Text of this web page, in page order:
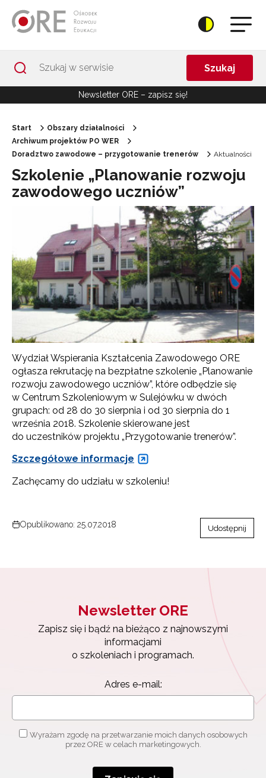
Szukaj
Newsletter ORE – zapisz się!
Start
Obszary działalności
Archiwum projektów PO WER
Doradztwo zawodowe – przygotowanie trenerów
Aktualności
Szkolenie „Planowanie rozwoju
zawodowego uczniów”
Wydział Wspierania Kształcenia Zawodowego ORE
ogłasza rekrutację na bezpłatne szkolenie „Planowanie
rozwoju zawodowego uczniów”, które odbędzie się
w Centrum Szkoleniowym w Sulejówku w dwóch
grupach: od 28 do 30 sierpnia i od 30 sierpnia do 1
września 2018. Szkolenie skierowane jest
do uczestników projektu „Przygotowanie trenerów”.
Szczegółowe informacje
Zachęcamy do udziału w szkoleniu!
Opublikowano: 25.07.2018 Udostępnij
Newsletter ORE
Zapisz się i bądź na bieżąco z najnowszymi
informacjami
o szkoleniach i programach.
Adres e-mail:
Wyrażam zgodę na przetwarzanie moich danych osobowych
przez ORE w celach marketingowych.